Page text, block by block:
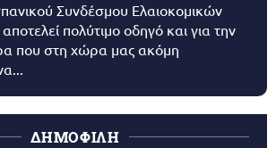
Συνδέσμου Ελαιοκομικών
πολύτιμο οδηγό και για την
που στη χώρα μας ακόμη
ΔΗΜΟΦΙΛΗ